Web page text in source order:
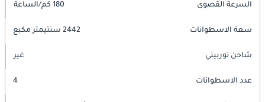
السرعة القصوى 180 كم/الساعة
سعة الاسطوانات 2442 سنتيمتر مكبع
شاحن توربيني غير
عدد الاسطوانات 4